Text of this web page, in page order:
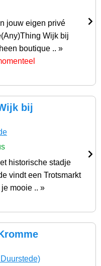
jouw eigen privé
Wijk bij
boutique .. »
bij
historische stadje
vindt een Trotsmarkt
mooie .. »